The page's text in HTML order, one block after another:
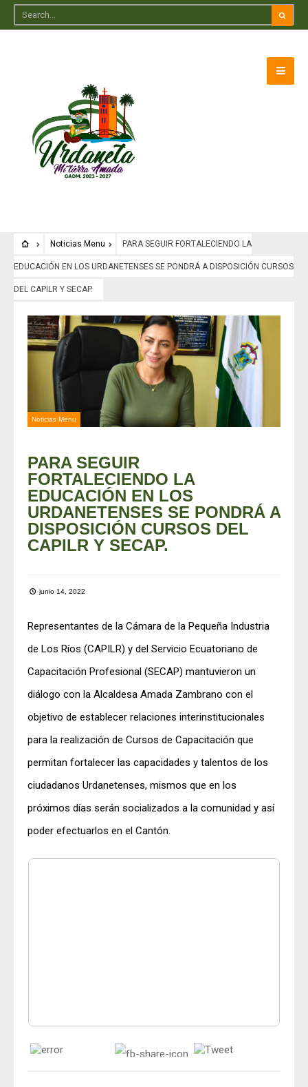
Noticias Menu PARA SEGUIR FORTALECIENDO LA
EDUCACIÓN EN LOS URDANETENSES SE PONDRÁ A DISPOSICIÓN CURSOS
DEL CAPILR Y SECAP.
Noticias Menu
PARA SEGUIR
FORTALECIENDO LA
EDUCACIÓN EN LOS
URDANETENSES SE PONDRÁ A
DISPOSICIÓN CURSOS DEL
CAPILR Y SECAP.
junio 14, 2022
Representantes de la Cámara de la Pequeña Industria
de Los Ríos (CAPILR) y del Servicio Ecuatoriano de
Capacitación Profesional (SECAP) mantuvieron un
diálogo con la Alcaldesa Amada Zambrano con el
objetivo de establecer relaciones interinstitucionales
para la realización de Cursos de Capacitación que
permitan fortalecer las capacidades y talentos de los
ciudadanos Urdanetenses, mismos que en los
próximos días serán socializados a la comunidad y así
poder efectuarlos en el Cantón.